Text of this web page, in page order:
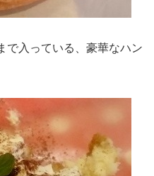
で入っている、豪華なハン